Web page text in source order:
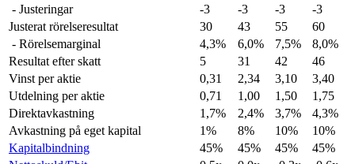
- Justeringar
-3 -3 -3
-3
Justerat rörelseresultat
30 43 55
60
- Rörelsemarginal
4,3% 6,0% 7,5%
8,0%
Resultat efter skatt
5 31 42
46
Vinst per aktie
0,31 2,34 3,10
3,40
Utdelning per aktie
0,71 1,00 1,50
1,75
Direktavkastning
1,7% 2,4% 3,7%
4,3%
Avkastning på eget kapital
1% 8% 10%
10%
Kapitalbindning
45% 45% 45%
45%